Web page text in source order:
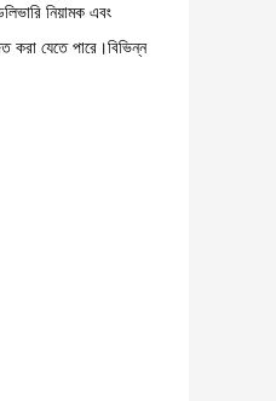
নিয়ামক এবং
করা যেতে পারে।বিভিন্ন